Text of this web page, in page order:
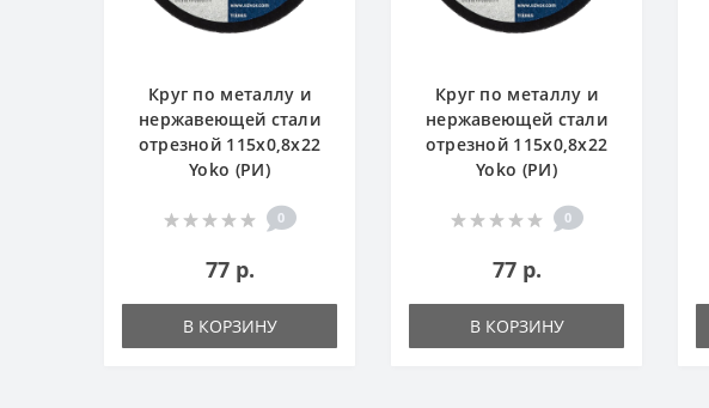
Круг по металлу и
нержавеющей стали
отрезной 115х0,8х22
Yoko (РИ)
0
77 р.
В КОРЗИНУ
Круг по металлу и
нержавеющей стали
отрезной 115х0,8х22
Yoko (РИ)
0
77 р.
В КОРЗИНУ